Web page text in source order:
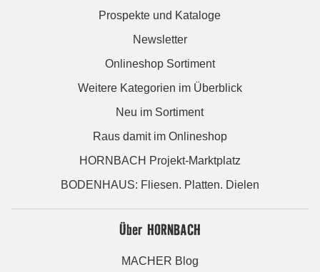
Prospekte und Kataloge
Newsletter
Onlineshop Sortiment
Weitere Kategorien im Überblick
Neu im Sortiment
Raus damit im Onlineshop
HORNBACH Projekt-Marktplatz
BODENHAUS: Fliesen. Platten. Dielen
Über HORNBACH
MACHER Blog